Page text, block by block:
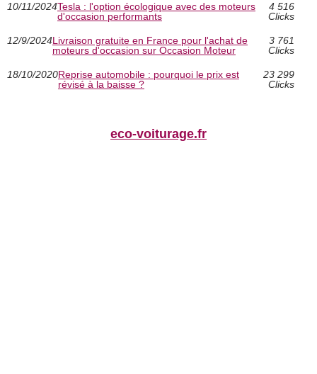
10/11/2024Tesla : l'option écologique avec des moteurs
d'occasion performants
4 516
Clicks
12/9/2024Livraison gratuite en France pour l'achat de
moteurs d'occasion sur Occasion Moteur
3 761
Clicks
18/10/2020Reprise automobile : pourquoi le prix est
révisé à la baisse ?
23 299
Clicks
eco-voiturage.fr